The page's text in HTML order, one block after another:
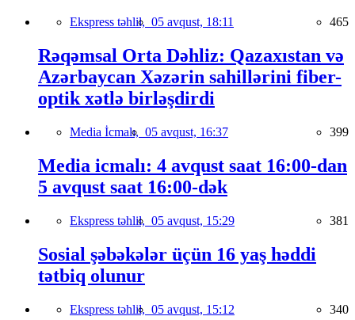
Ekspress təhlil, 05 avqust, 18:11 465
Rəqəmsal Orta Dəhliz: Qazaxıstan və
Azərbaycan Xəzərin sahillərini fiber-
optik xətlə birləşdirdi
Media İcmalı, 05 avqust, 16:37 399
Media icmalı: 4 avqust saat 16:00-dan
5 avqust saat 16:00-dək
Ekspress təhlil, 05 avqust, 15:29 381
Sosial şəbəkələr üçün 16 yaş həddi
tətbiq olunur
Ekspress təhlil, 05 avqust, 15:12 340